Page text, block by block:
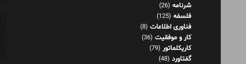
شرنامه (26)
فلسفه (125)
فناوری اطلاعات (8)
کار و موفقیت (36)
کاریکلماتور (79)
گفتاورد (48)